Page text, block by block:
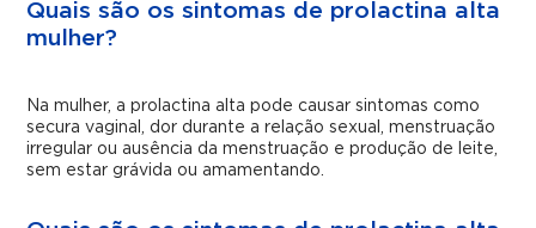
Quais são os sintomas de prolactina alta
mulher?
Na mulher, a prolactina alta pode causar sintomas como
secura vaginal, dor durante a relação sexual, menstruação
irregular ou ausência da menstruação e produção de leite,
sem estar grávida ou amamentando.